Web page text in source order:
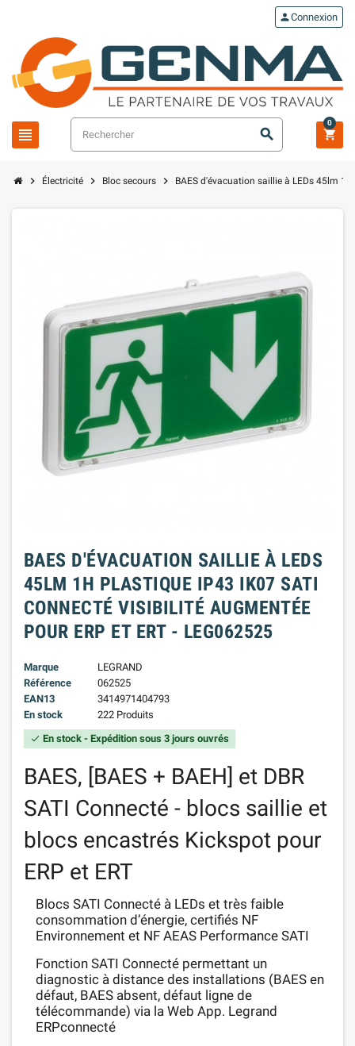
view_headline search
personConnexion
shopping_cart
0
chevron_right Électricité chevron_right Bloc secours chevron_right BAES d'évacuation saillie à LEDs 45lm
BAES D'ÉVACUATION SAILLIE À LEDS
45LM 1H PLASTIQUE IP43 IK07 SATI
CONNECTÉ VISIBILITÉ AUGMENTÉE
POUR ERP ET ERT - LEG062525
Marque
LEGRAND
Référence
062525
EAN13
3414971404793
En stock
222 Produits
check En stock - Expédition sous 3 jours ouvrés
BAES, [BAES + BAEH] et DBR
SATI Connecté - blocs saillie et
blocs encastrés Kickspot pour
ERP et ERT
Blocs SATI Connecté à LEDs et très faible
consommation d’énergie, certifiés NF
Environnement et NF AEAS Performance SATI
Fonction SATI Connecté permettant un
diagnostic à distance des installations (BAES en
défaut, BAES absent, défaut ligne de
télécommande) via la Web App. Legrand
ERPconnecté